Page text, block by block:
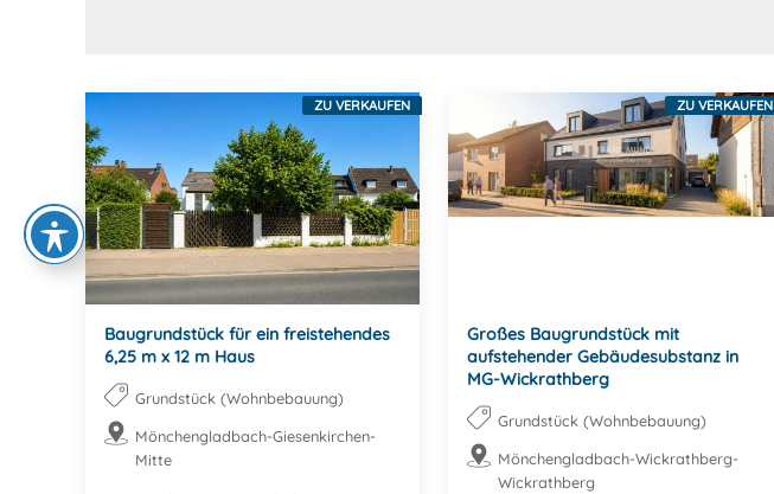
Baugrundstück für ein freistehendes
6,25 m x 12 m Haus
Grundstück (Wohnbebauung)
Mönchengladbach-Giesenkirchen-
Mitte
ZU VERKAUFEN
Großes Baugrundstück mit
aufstehender Gebäudesubstanz in
MG-Wickrathberg
Grundstück (Wohnbebauung)
Mönchengladbach-Wickrathberg-
Wickrathberg
ZU VERKAUFEN